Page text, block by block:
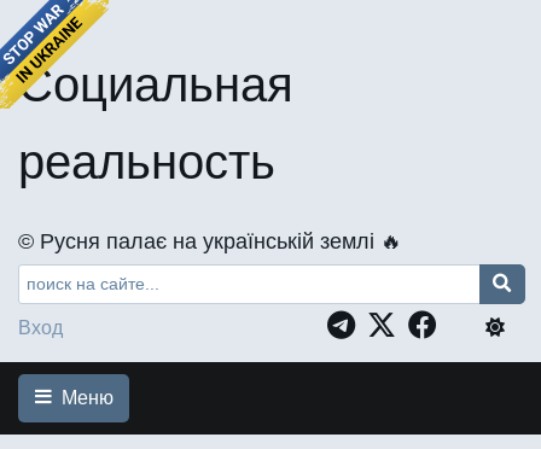
Социальная
реальность
©️ Русня палає на українській землі 🔥
Вход
Меню